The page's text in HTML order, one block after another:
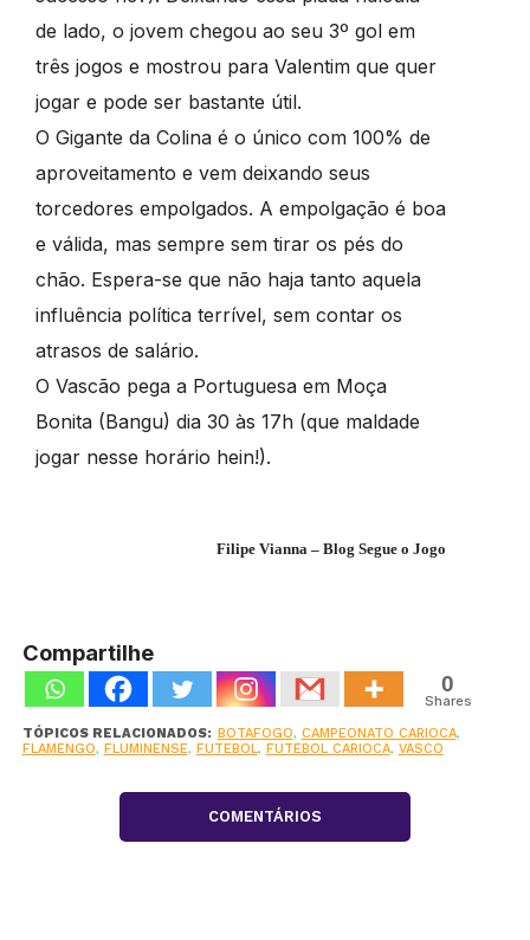
de lado, o jovem chegou ao seu 3º gol em
três jogos e mostrou para Valentim que quer
jogar e pode ser bastante útil.
O Gigante da Colina é o único com 100% de
aproveitamento e vem deixando seus
torcedores empolgados. A empolgação é boa
e válida, mas sempre sem tirar os pés do
chão. Espera-se que não haja tanto aquela
influência política terrível, sem contar os
atrasos de salário.
O Vascão pega a Portuguesa em Moça
Bonita (Bangu) dia 30 às 17h (que maldade
jogar nesse horário hein!).
Filipe Vianna – Blog Segue o Jogo
Compartilhe
0
Shares
TÓPICOS RELACIONADOS: BOTAFOGO, CAMPEONATO CARIOCA,
FLAMENGO, FLUMINENSE, FUTEBOL, FUTEBOL CARIOCA, VASCO
COMENTÁRIOS